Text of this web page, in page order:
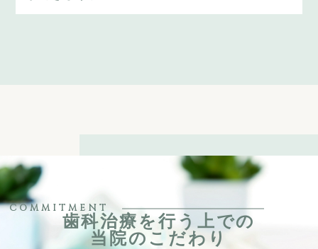
COMMITMENT
歯科治療を行う上での
当院のこだわり